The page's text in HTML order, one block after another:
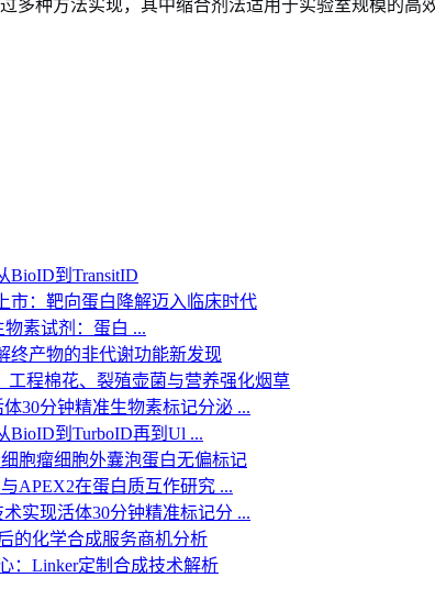
BioID到TransitID
市：靶向蛋白降解迈入临床时代
物素试剂：蛋白 ...
终产物的非代谢功能新发现
程棉花、裂殖壶菌与营养强化烟草
30分钟精准生物素标记分泌 ...
BioID到TurboID再到Ul ...
胞瘤细胞外囊泡蛋白无偏标记
APEX2在蛋白质互作研究 ...
实现活体30分钟精准标记分 ...
的化学合成服务商机分析
：Linker定制合成技术解析